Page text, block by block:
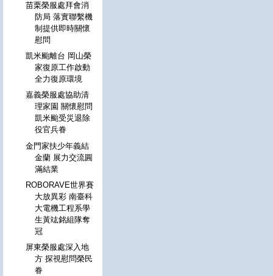
苗栗榮服處拜會消
防局 落實聯繫機
制提供即時關懷
慰問
凱米颱離台 岡山榮
家復原工作啟動
全力復原環境
嘉義榮服處協助清
理家園 關懷慰問
凱米颱受災退除
役官兵眷
金門家扶少年義結
金蘭 展力交流圓
滿結業
ROBORAVE世界賽
大放異彩 南臺科
大電機工程系學
生黃竑銘組隊奪
冠
屏東榮服處深入地
方 探視慰問榮民
眷